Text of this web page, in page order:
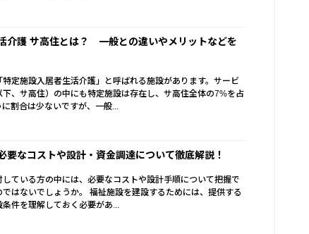
介護 サ高住とは？ 一般との違いやメリットなどを
定施設入居者生活介護」と呼ばれる施設があります。サービ
下、サ高住）の中にも特定施設は存在し、サ高住全体の7%を占
割合は少ないですが、一般...
要なコストや設計・資金調達について徹底解説！
ている方の中には、必要なコストや設計手順について把握で
はないでしょうか。 福祉施設を建設するためには、提供する
件を理解しておく必要があ...